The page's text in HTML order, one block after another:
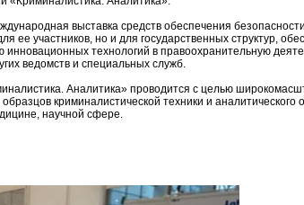
выставка средств обеспечения
ее участников, но и для государственных структур,
инновационных технологий в правоохранительную
ведомств и специальных служб.
Аналитика» проводится с целью
криминалистической техники и
научной сфере.